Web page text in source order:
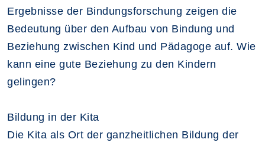
Ergebnisse der Bindungsforschung zeigen die
Bedeutung über den Aufbau von Bindung und
Beziehung zwischen Kind und Pädagoge auf. Wie
kann eine gute Beziehung zu den Kindern
gelingen?
Bildung in der Kita
Die Kita als Ort der ganzheitlichen Bildung der